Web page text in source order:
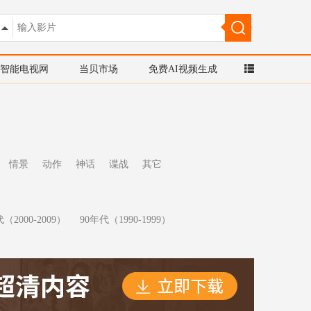
智能电视网 当贝市场 免费AI视频生成
情景 动作 神话 谍战 其它
2000-2009）
90年代（1990-1999）